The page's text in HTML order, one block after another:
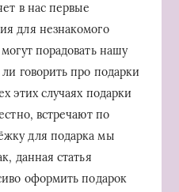
в нас первые
для незнакомого
порадовать нашу
говорить про подарки
этих случаях подарки
встречают по
для подарка мы
данная статья
оформить подарок